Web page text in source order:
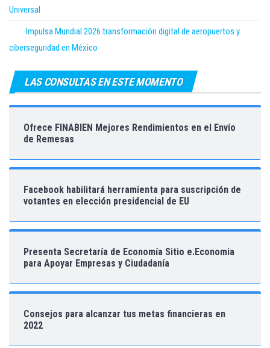
Universal
Impulsa Mundial 2026 transformación digital de aeropuertos y
ciberseguridad en México
LAS CONSULTAS EN ESTE MOMENTO
Ofrece FINABIEN Mejores Rendimientos en el Envío
de Remesas
Facebook habilitará herramienta para suscripción de
votantes en elección presidencial de EU
Presenta Secretaría de Economía Sitio e.Economia
para Apoyar Empresas y Ciudadanía
Consejos para alcanzar tus metas financieras en
2022